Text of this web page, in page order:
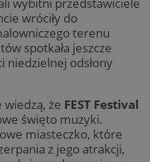
wróciły do
terenu
spotkała jeszcze
niedzielnej odsłony
wiedzą, że FEST Festival
święto muzyki.
miasteczko, które
z jego atrakcji,